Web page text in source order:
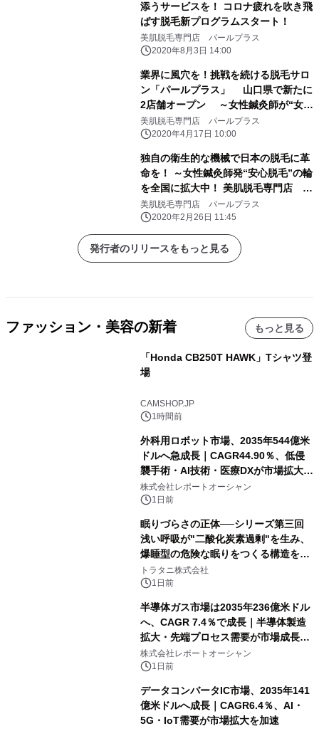
添うサービスを！ コロナ疲れを吹き飛
ばす脱毛新プログラムスタート！
美肌脱毛専門店 パールプラス
2020年8月3日 14:00
業界に風穴を！挑戦を続ける脱毛サロ
ン「パールプラス」 山口県で新たに
2店舗オープン ～女性鍼灸師が“女性
のための安心店舗”を全国に展開中！
～
美肌脱毛専門店 パールプラス
2020年4月17日 10:00
独自の衛生的な機械で日本の脱毛に革
命を！ ～女性鍼灸師発“安心脱毛”の輪
を全国に拡大中！ 美肌脱毛専門店 パ
ールプラス～
美肌脱毛専門店 パールプラス
2020年2月26日 11:45
発行者のリリースをもっと見る
ファッション・美容の新着 もっと見る
「Honda CB250T HAWK」Tシャツ登
場
CAMSHOP.JP
1時間前
外科用ロボット市場、2035年544億米
ドルへ急成長｜CAGR44.90％、低侵
襲手術・AI技術・医療DXが市場拡大を
牽引
株式会社レポートオーシャン
1日前
眠りづらさの正体──シリーズ第三回
浅い呼吸が"二酸化炭素過剰"を生み、
爆睡型の危険な眠りをつくる構造を解
説
トラタニ株式会社
1日前
半導体ガス市場は2035年236億米ドル
へ、CAGR 7.4％で成長｜半導体製造
拡大・先端プロセス需要が市場成長を
加速
株式会社レポートオーシャン
1日前
データコンバータIC市場、2035年141
億米ドルへ成長｜CAGR6.4％、AI・
5G・IoT需要が市場拡大を加速